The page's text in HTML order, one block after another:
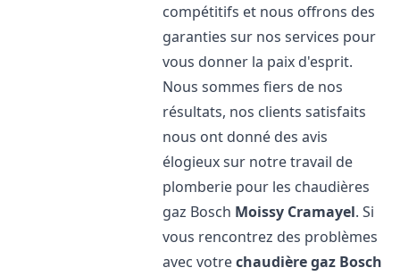
compétitifs et nous offrons des
garanties sur nos services pour
vous donner la paix d'esprit.
Nous sommes fiers de nos
résultats, nos clients satisfaits
nous ont donné des avis
élogieux sur notre travail de
plomberie pour les chaudières
gaz Bosch Moissy Cramayel. Si
vous rencontrez des problèmes
avec votrechaudière gaz Bosch